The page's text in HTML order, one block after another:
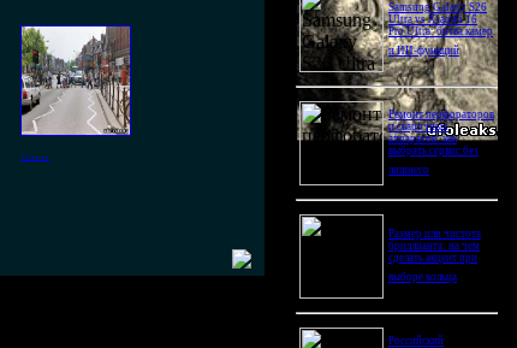
......
Samsung Galaxy S26
Ultra vs Xiaomi 16
Pro Ultra: битва камер
и ИИ-функций
Ремонт перфораторов
и сварочных
аппаратов: как
выбрать сервис без
лишнего
Размер или чистота
бриллианта: на чем
сделать акцент при
выборе кольца
Российский